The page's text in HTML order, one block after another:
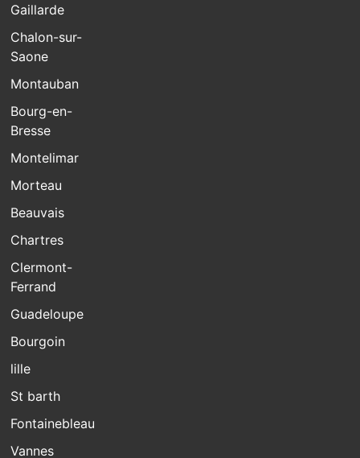
Gaillarde
Chalon-sur-
Saone
Montauban
Bourg-en-
Bresse
Montelimar
Morteau
Beauvais
Chartres
Clermont-
Ferrand
Guadeloupe
Bourgoin
lille
St barth
Fontainebleau
Vannes